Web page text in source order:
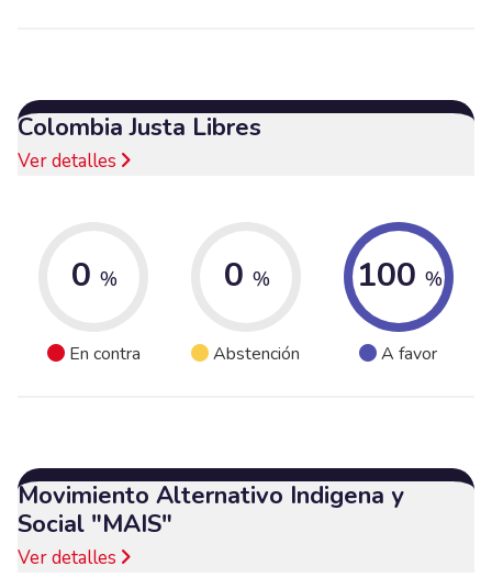
Colombia Justa Libres
Ver detalles
0 %
En contra
0 %
Abstención
100 %
A favor
Movimiento Alternativo Indigena y
Social "MAIS"
Ver detalles